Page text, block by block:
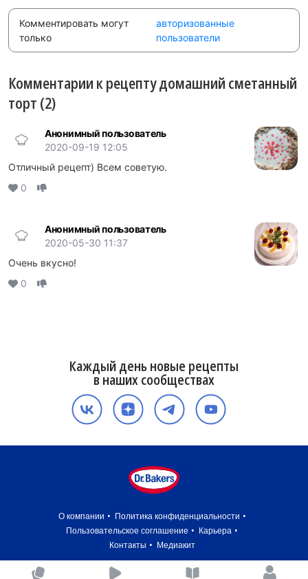
Комментировать могут
только
авторизованные
пользователи
Комментарии к рецепту домашний сметанный
торт (2)
Анонимный пользователь
2020-09-19 12:05
Отличный рецепт) Всем советую.
0
Анонимный пользователь
2020-05-30 11:37
Очень вкусно!
0
Каждый день новые рецепты
в наших сообществах
О компании
Политика конфиденциальности
Пользовательское соглашение
Карьера
Контакты
Медиакит